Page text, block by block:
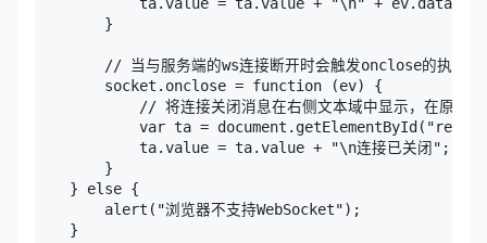
        }
        // 当与服务端的ws连接断开时会触发onclose的执行
        socket.onclose = function (ev) {
// 将连接关闭消息在右侧文本域中显示，在原有内
var ta =
            ta.value = ta.value + "\n连接已关闭";
        }
    } else {
        alert("浏览器不支持WebSocket");
    }